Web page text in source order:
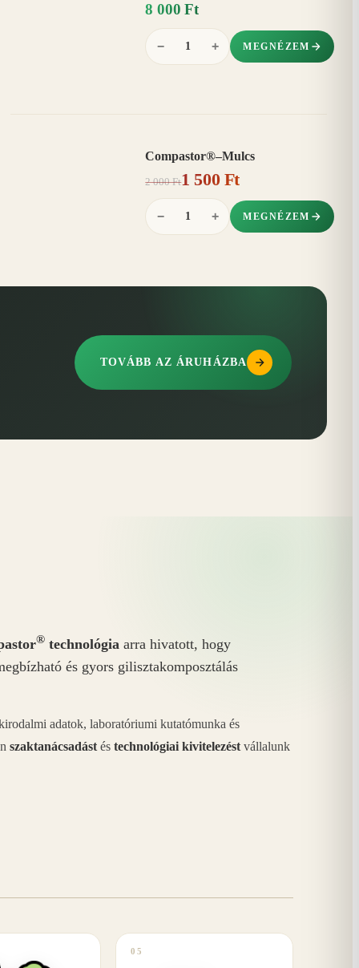
8 000 Ft
− + MEGNÉZEM
Compastor®–Mulcs
2 000 Ft1 500 Ft
− + MEGNÉZEM
TOVÁBB AZ ÁRUHÁZBA
® technológia arra hivatott, hogy
és gyors gilisztakomposztálás
adatok, laboratóriumi kutatómunka és
szaktanácsadást és technológiai kivitelezést vállalunk
05